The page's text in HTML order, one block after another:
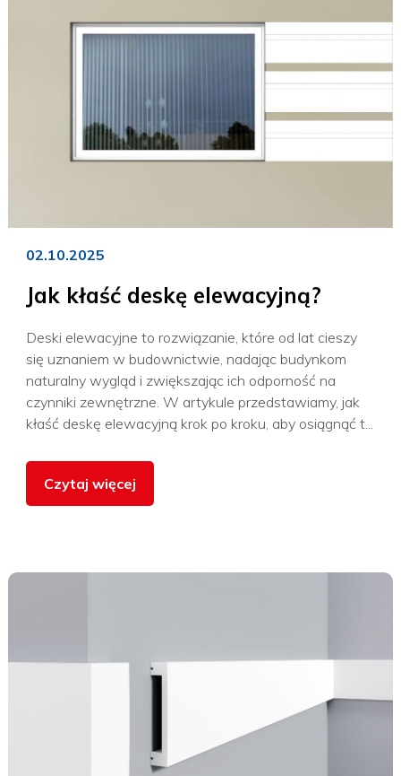
02.10.2025
Jak kłaść deskę elewacyjną?
Deski elewacyjne to rozwiązanie, które od lat cieszy
się uznaniem w budownictwie, nadając budynkom
naturalny wygląd i zwiększając ich odporność na
czynniki zewnętrzne. W artykule przedstawiamy, jak
kłaść deskę elewacyjną krok po kroku, aby osiągnąć t...
Czytaj więcej